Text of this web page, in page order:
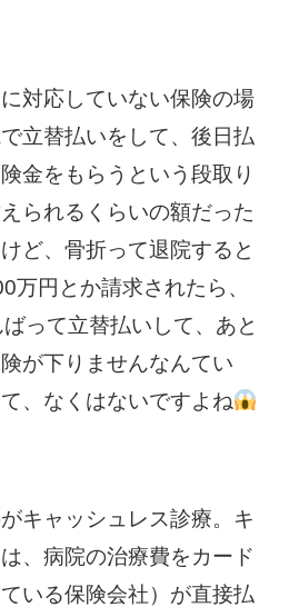
対応していない保険の場
立替払いをして、後日払
金をもらうという段取り
られるくらいの額だった
ど、骨折って退院すると
万円とか請求されたら、
ばって立替払いして、あと
が下りませんなんてい
、なくはないですよね
キャッシュレス診療。キ
、病院の治療費をカード
いる保険会社）が直接払